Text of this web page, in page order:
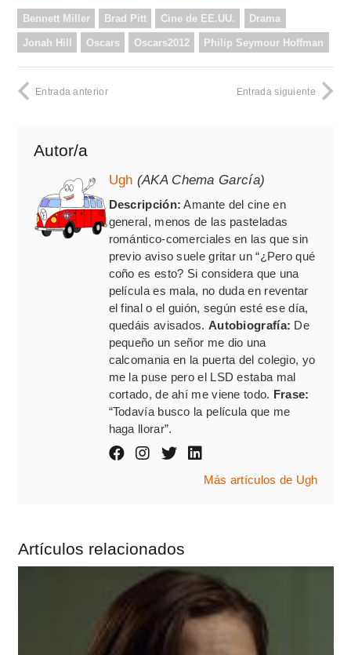
Bennett Miller Brad Pitt Cine de EE.UU. Drama
Jonah Hill Oscars Oscars2012 Philip Seymour Hoffman
Entrada anterior Entrada siguiente
Autor/a
Ugh (AKA Chema García)
Descripción: Amante del cine en
general, menos de las pasteladas
romántico-comerciales en las que sin
previo aviso suele gritar un “¿Pero qué
coño es esto? Si considera que una
película es mala, no duda en reventar
el final o el guión, según esté ese día,
quedáis avisados. Autobiografía: De
pequeño un señor me dio una
calcomania en la puerta del colegio, yo
me la puse pero el LSD estaba mal
cortado, de ahí me viene todo. Frase:
“Todavía busco la película que me
haga llorar”.
Más artículos de Ugh
Artículos relacionados